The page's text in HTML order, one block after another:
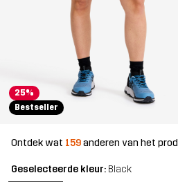
25%
Bestseller
Ontdek wat 159anderen van het
Geselecteerde kleur: Black